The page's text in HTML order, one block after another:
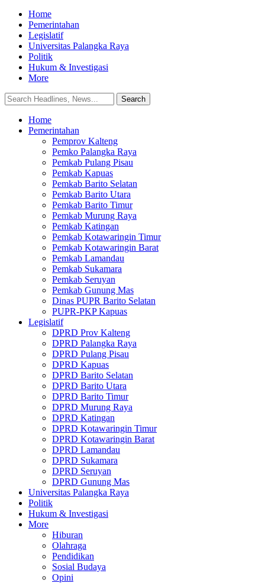
Home
Pemerintahan
Legislatif
Universitas Palangka Raya
Politik
Hukum & Investigasi
More
Home
Pemerintahan
Pemprov Kalteng
Pemko Palangka Raya
Pemkab Pulang Pisau
Pemkab Kapuas
Pemkab Barito Selatan
Pemkab Barito Utara
Pemkab Barito Timur
Pemkab Murung Raya
Pemkab Katingan
Pemkab Kotawaringin Timur
Pemkab Kotawaringin Barat
Pemkab Lamandau
Pemkab Sukamara
Pemkab Seruyan
Pemkab Gunung Mas
Dinas PUPR Barito Selatan
PUPR-PKP Kapuas
Legislatif
DPRD Prov Kalteng
DPRD Palangka Raya
DPRD Pulang Pisau
DPRD Kapuas
DPRD Barito Selatan
DPRD Barito Utara
DPRD Barito Timur
DPRD Murung Raya
DPRD Katingan
DPRD Kotawaringin Timur
DPRD Kotawaringin Barat
DPRD Lamandau
DPRD Sukamara
DPRD Seruyan
DPRD Gunung Mas
Universitas Palangka Raya
Politik
Hukum & Investigasi
More
Hiburan
Olahraga
Pendidikan
Sosial Budaya
Opini